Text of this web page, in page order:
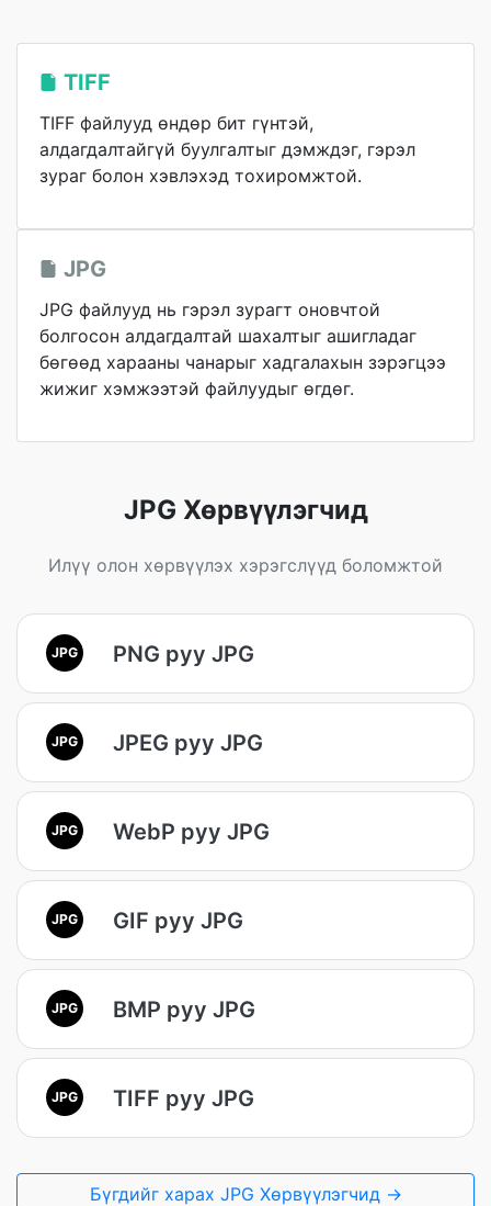
TIFF
TIFF файлууд өндөр бит гүнтэй,
алдагдалтайгүй буулгалтыг дэмждэг, гэрэл
зураг болон хэвлэхэд тохиромжтой.
JPG
JPG файлууд нь гэрэл зурагт оновчтой
болгосон алдагдалтай шахалтыг ашигладаг
бөгөөд харааны чанарыг хадгалахын зэрэгцээ
жижиг хэмжээтэй файлуудыг өгдөг.
JPG Хөрвүүлэгчид
Илүү олон хөрвүүлэх хэрэгслүүд боломжтой
JPG PNG руу JPG
JPG JPEG руу JPG
JPG WebP руу JPG
JPG GIF руу JPG
JPG BMP руу JPG
JPG TIFF руу JPG
Бүгдийг харах JPG Хөрвүүлэгчид →